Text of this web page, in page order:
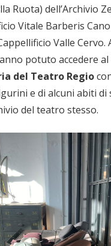
Ruota) dell’Archivio
Vitale Barberis
Valle Cervo.
potuto accedere al
del Teatro Regio
e di alcuni abiti di
del teatro stesso.